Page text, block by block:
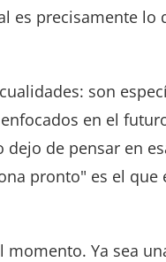
es precisamente lo
son
en el
de pensar en
pronto" es el que
momento. Ya sea